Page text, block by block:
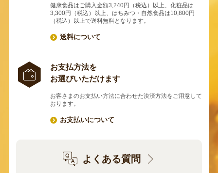
健康食品はご購入金額3,240円（税込）以上、化粧品は
3,300円（税込）以上、はちみつ・自然食品は10,800円
（税込）以上で送料無料となります。
送料について
お支払方法を
お選びいただけます
お客さまのお支払い方法に合わせた決済方法をご用意して
おります。
お支払いについて
よくある質問